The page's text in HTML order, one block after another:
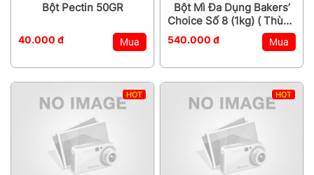
Bột Pectin 50GR
40.000 đ Mua
Bột Mì Đa Dụng Bakers’
Choice Số 8 (1kg) ( Thùng
20kg)
540.000 đ Mua
HOT HOT